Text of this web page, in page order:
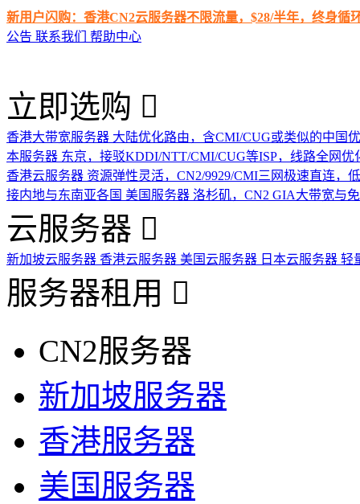
新用户闪购：香港CN2云服务器不限流量，$28/半年，终身循
公告 联系我们 帮助中心
立即选购
香港大带宽服务器 大陆优化路由，含CMI/CUG或类似的中国
本服务器 东京，接驳KDDI/NTT/CMI/CUG等ISP，线路全网优
香港云服务器 资源弹性灵活，CN2/9929/CMI三网极速直连，
接内地与东南亚各国 美国服务器 洛杉矶，CN2 GIA大带宽与
云服务器
新加坡云服务器 香港云服务器 美国云服务器 日本云服务器 轻
服务器租用
CN2服务器
新加坡服务器
香港服务器
美国服务器